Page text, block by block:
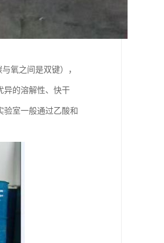
氧之间是双键），
异的溶解性、快干
验室一般通过乙酸和